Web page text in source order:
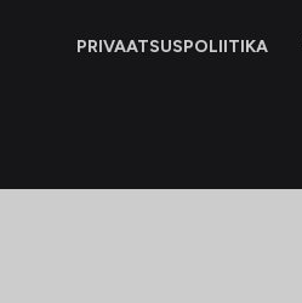
PRIVAATSUSPOLIITIKA